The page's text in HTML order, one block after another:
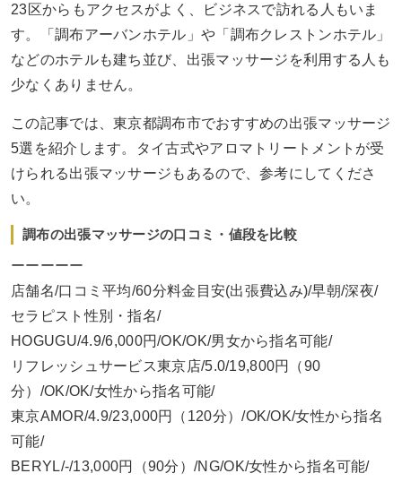
23区からもアクセスがよく、ビジネスで訪れる人もいま
す。「調布アーバンホテル」や「調布クレストンホテル」
などのホテルも建ち並び、出張マッサージを利用する人も
少なくありません。
この記事では、東京都調布市でおすすめの出張マッサージ
5選を紹介します。タイ古式やアロマトリートメントが受
けられる出張マッサージもあるので、参考にしてくださ
い。
調布の出張マッサージの口コミ・値段を比較
ーーーーー
店舗名/口コミ平均/60分料金目安(出張費込み)/早朝/深夜/
セラピスト性別・指名/
HOGUGU/4.9/6,000円/OK/OK/男女から指名可能/
リフレッシュサービス東京店/5.0/19,800円（90
分）/OK/OK/女性から指名可能/
東京AMOR/4.9/23,000円（120分）/OK/OK/女性から指名
可能/
BERYL/-/13,000円（90分）/NG/OK/女性から指名可能/